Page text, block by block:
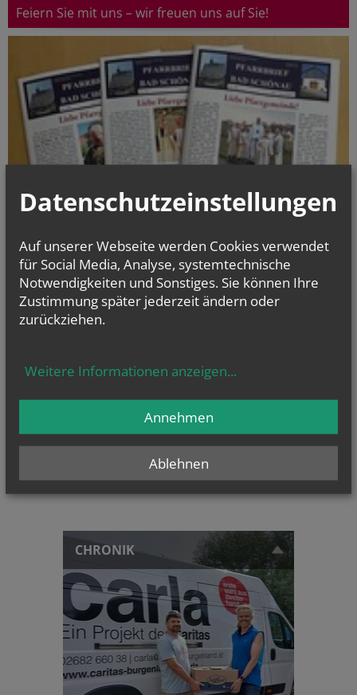
Feiern Sie mit uns – wir freuen uns auf Sie!
Zum aktuellen Pfarrbrief
von heute
Wenn ihr Glauben habt, wird euch nichts unmöglich sein
CHRONIK
Datenschutzeinstellungen
Auf unserer Webseite werden Cookies verwendet
für Social Media, Analyse, systemtechnische
Notwendigkeiten und Sonstiges. Sie können Ihre
Zustimmung später jederzeit ändern oder
zurückziehen.
Weitere Informationen anzeigen...
Ablehnen
Annehmen